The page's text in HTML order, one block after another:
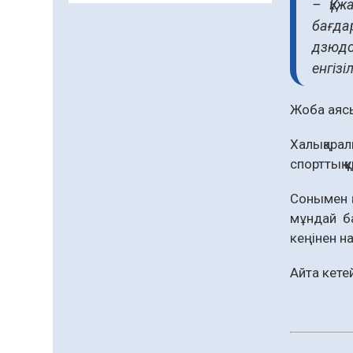
–
Жоба
спорттық
Сонымен
мұндай
кеңінен
Айта